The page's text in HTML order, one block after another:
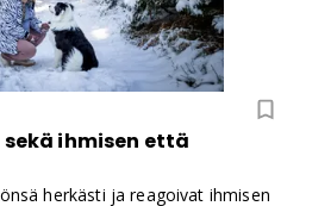
ihmisen että
herkästi ja reagoivat ihmisen